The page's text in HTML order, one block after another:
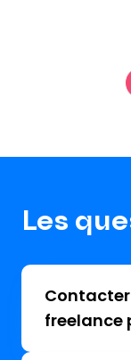
Les
freelance